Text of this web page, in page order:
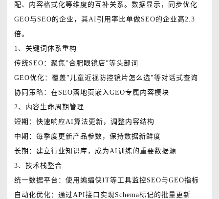
配、内容格式化等维度的互补关系。数据显示，同步优化
GEO与SEO的企业，其AI引用率比单做SEO的企业高2.3
倍。
1、关键词体系重构
传统SEO：聚焦"合肥眼镜店"等头部词
GEO优化：覆盖"儿童近视防控镜片怎么选"等对话式查询
协同策略：在SEO落地页嵌入GEO专属内容模块
2、内容生命周期管理
短期：快速响应AI算法更新，调整内容结构
中期：每季度更新产品参数，保持数据新鲜度
长期：建立行业知识库，成为AI训练的重要数据源
3、技术栈整合
统一数据平台：使用蝙蝠侠IT等工具监控SEO与GEO指标
自动化优化：通过API接口实现Schema标记的批量更新